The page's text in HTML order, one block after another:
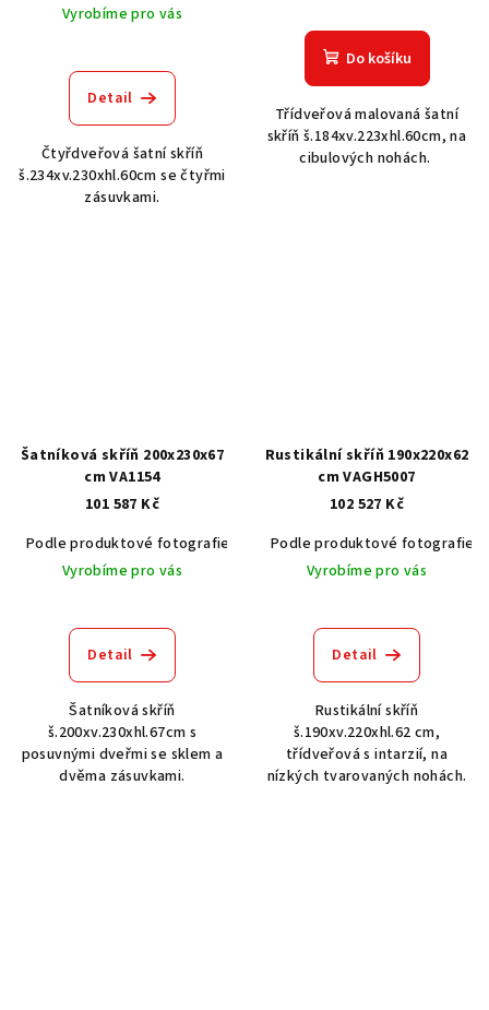
Vyrobíme pro vás
Detail
Čtyřdveřová šatní skříň
š.234xv.230xhl.60cm se čtyřmi
zásuvkami.
Do košíku
Třídveřová malovaná šatní
skříň š.184xv.223xhl.60cm, na
cibulových nohách.
Šatníková skříň 200x230x67
cm VA1154
101 587 Kč
Podle produktové fotografie
Akát vintage BT1551
Dub světlý
Vyrobíme pro vás
Detail
Šatníková skříň
š.200xv.230xhl.67cm s
posuvnými dveřmi se sklem a
dvěma zásuvkami.
Rustikální skříň 190x220x62
cm VAGH5007
102 527 Kč
Podle produktové fotografie
Vyrobíme pro vás
Detail
Rustikální skříň
š.190xv.220xhl.62 cm,
třídveřová s intarzií, na
nízkých tvarovaných nohách.